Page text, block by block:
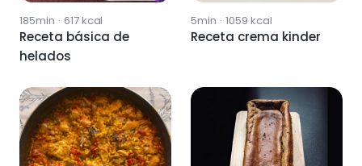
185min · 617kcal
Receta básica de
helados
5min · 1059 kcal
Receta crema kinder